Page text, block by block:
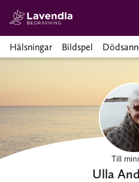
Hälsningar Bildspel
Till
Ulla